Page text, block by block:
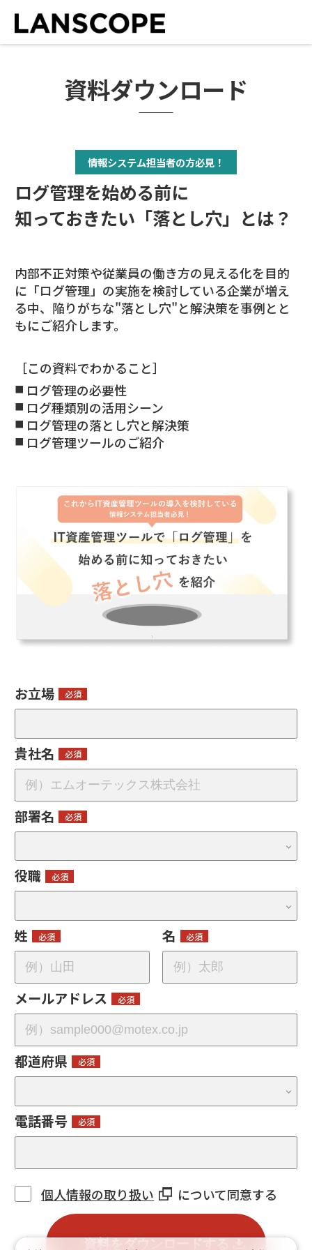
資料ダウンロード
情報システム担当者の方必見！
ログ管理を始める前に
知っておきたい「落とし穴」とは？
内部不正対策や従業員の働き方の見える化を目的
に「ログ管理」の実施を検討している企業が増え
る中、陥りがちな"落とし穴"と解決策を事例とと
もにご紹介します。
［この資料でわかること］
ログ管理の必要性
ログ種類別の活用シーン
ログ管理の落とし穴と解決策
ログ管理ツールのご紹介
お立場
貴社名
部署名
役職
姓 名
メールアドレス
都道府県
電話番号
個人情報の取り扱い について同意する